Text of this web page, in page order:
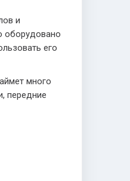
и
оборудовано
его
много
передние